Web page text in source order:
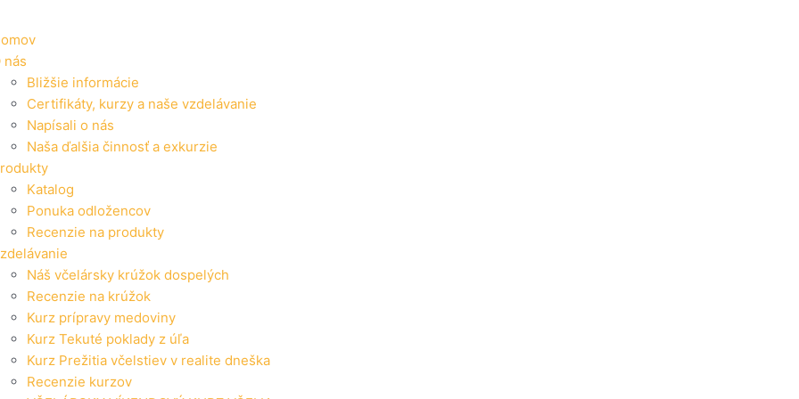
nás
Bližšie informácie
Certifikáty, kurzy a naše vzdelávanie
Napísali o nás
Naša ďalšia činnosť a exkurzie
Katalog
Ponuka odložencov
Recenzie na produkty
Náš včelársky krúžok dospelých
Recenzie na krúžok
Kurz prípravy medoviny
Kurz Tekuté poklady z úľa
Kurz Prežitia včelstiev v realite dneška
Recenzie kurzov